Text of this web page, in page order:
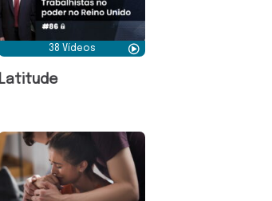
38 Vídeos
Latitude